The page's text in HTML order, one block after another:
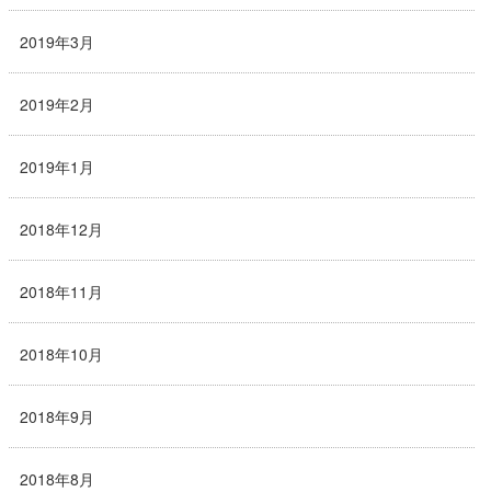
2019年3月
2019年2月
2019年1月
2018年12月
2018年11月
2018年10月
2018年9月
2018年8月